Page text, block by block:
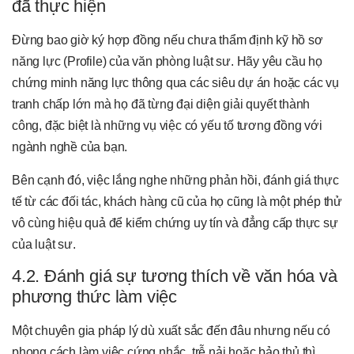
đã thực hiện
Đừng bao giờ ký hợp đồng nếu chưa thẩm định kỹ hồ sơ
năng lực (Profile) của văn phòng luật sư. Hãy yêu cầu họ
chứng minh năng lực thông qua các siêu dự án hoặc các vụ
tranh chấp lớn mà họ đã từng đại diện giải quyết thành
công, đặc biệt là những vụ việc có yếu tố tương đồng với
ngành nghề của bạn.
Bên cạnh đó, việc lắng nghe những phản hồi, đánh giá thực
tế từ các đối tác, khách hàng cũ của họ cũng là một phép thử
vô cùng hiệu quả để kiểm chứng uy tín và đẳng cấp thực sự
của luật sư.
4.2. Đánh giá sự tương thích về văn hóa và
phương thức làm việc
Một chuyên gia pháp lý dù xuất sắc đến đâu nhưng nếu có